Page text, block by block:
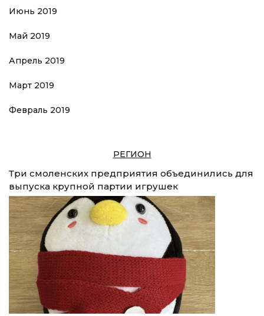
Июнь 2019
Май 2019
Апрель 2019
Март 2019
Февраль 2019
РЕГИОН
Три смоленских предприятия объединились для
выпуска крупной партии игрушек